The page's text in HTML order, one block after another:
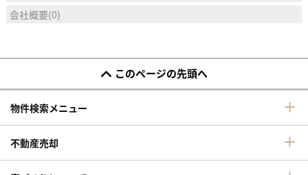
会社概要(0)
このページの先頭へ
物件検索メニュー
不動産売却